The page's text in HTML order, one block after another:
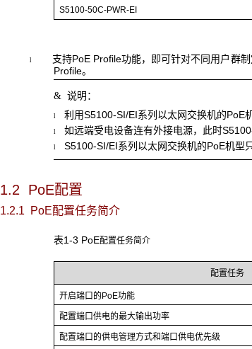
S5100-50C-PWR-EI
l
支持PoE Profile功能，即可针对不同用户群
Profile。
&说明：
l 利用S5100-SI/EI系列以太网交换机的PoE
l 如远端受电设备连有外接电源，此时
l S5100-SI/EI系列以太网交换机的PoE机型
1.2 PoE配置
1.2.1 PoE配置任务简介
表1-3 PoE配置任务简介
配置任务
开启端口的PoE功能
配置端口供电的最大输出功率
配置端口的供电管理方式和端口供电优先级